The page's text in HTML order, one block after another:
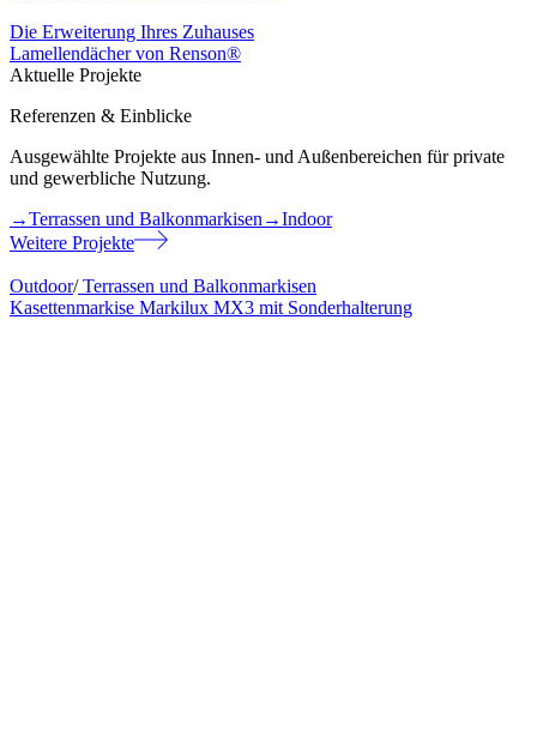
Die Erweiterung Ihres Zuhauses
Lamellendächer von Renson®
Aktuelle Projekte
Referenzen & Einblicke
Ausgewählte Projekte aus Innen- und Außenbereichen für private
und gewerbliche Nutzung.
→Terrassen und Balkonmarkisen →Indoor
Weitere Projekte
Outdoor/Terrassen und Balkonmarkisen
Kasettenmarkise Markilux MX3 mit Sonderhalterung